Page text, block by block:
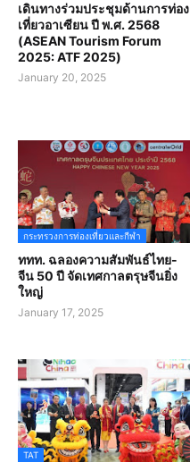
เดินทางร่วมประชุมด้านการท่อง
เที่ยวอาเซียน ปี พ.ศ. 2568
(ASEAN Tourism Forum
2025: ATF 2025)
January 20, 2025
กระทรวงการท่องเที่ยวและกีฬา
ททท. ฉลองความสัมพันธ์ไทย-
จีน 50 ปี จัดเทศกาลตรุษจีนยิ่ง
ใหญ่
January 17, 2025
TAT